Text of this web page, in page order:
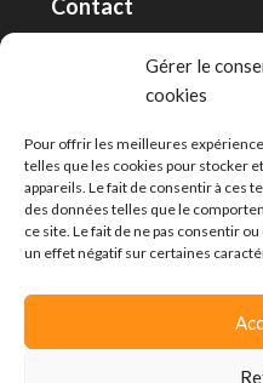
Gérer le
cookies
Pour offrir les meilleures
telles que les cookies pour stocker
appareils. Le fait de consentir à ces
des données telles que le
ce site. Le fait de ne pas consentir
un effet négatif sur certaines
Contact
RT Capital First SA/Ltd
info@capitalfirst.ch